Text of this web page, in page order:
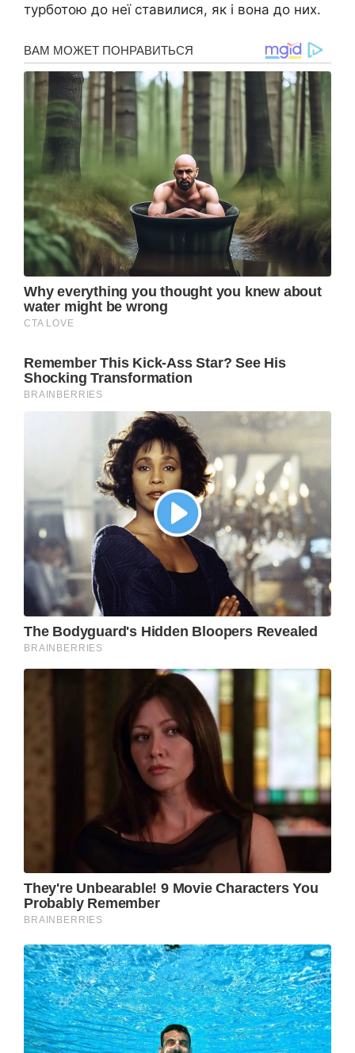
турботою до неї ставилися, як і вона до них.